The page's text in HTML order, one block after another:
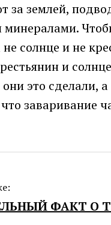
землей,
солнце и не
и
это сделали, а
заваривание
ФАКТ О